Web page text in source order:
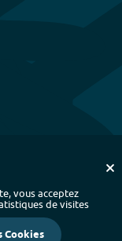
-
les cookies
vous acceptez
de visites
Cookies